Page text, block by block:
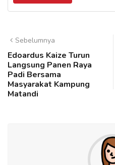
Sebelumnya
Edoardus Kaize Turun
Langsung Panen Raya
Padi Bersama
Masyarakat Kampung
Matandi